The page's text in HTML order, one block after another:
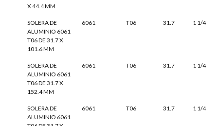
X 44.4 MM
SOLERA DE
ALUMINIO 6061
T06 DE 31.7 X
101.6 MM
6061 T06 31.7 1 1/4
SOLERA DE
ALUMINIO 6061
T06 DE 31.7 X
152.4 MM
6061 T06 31.7 1 1/4
SOLERA DE
ALUMINIO 6061
6061 T06 31.7 1 1/4